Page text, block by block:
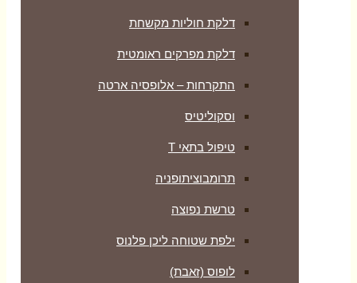
דלקת חוליות מקשחת
דלקת מפרקים ראומטית
התקרחות – אלופסיה ארטה
וסקוליטיס
טיפול בתאי T
תרומבוציתופניה
טרשת נפוצה
ילפת שטוחה ליכן פלנוס
לופוס (זאבת)